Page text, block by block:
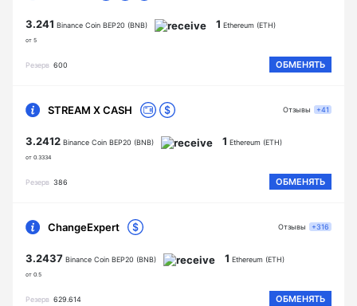
3.241 Binance Coin BEP20 (BNB)
от 5
1 Ethereum (ETH)
Резерв 600 ОБМЕНЯТЬ
STREAM X CASH
3.2412 Binance Coin BEP20 (BNB)
от 0.3334
1 Ethereum (ETH)
Резерв 386 ОБМЕНЯТЬ
Отзывы +41
ChangeExpert
3.2437 Binance Coin BEP20 (BNB)
от 0.5
1 Ethereum (ETH)
Резерв 629.614 ОБМЕНЯТЬ
Отзывы +316